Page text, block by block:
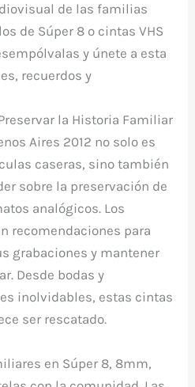
de las familias
de Súper 8 o cintas VHS
y únete a esta
recuerdos y
la Historia Familiar
Aires 2012 no solo es
caseras, sino también
sobre la preservación de
analógicos. Los
recomendaciones para
grabaciones y mantener
Desde bodas y
inolvidables, estas cintas
ser rescatado.
en Súper 8, 8mm,